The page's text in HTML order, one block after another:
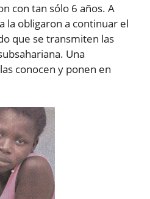
con tan sólo 6 años. A
la obligaron a continuar el
que se transmiten las
Una
conocen y ponen en